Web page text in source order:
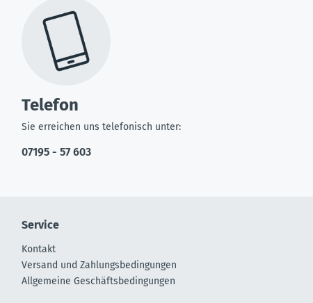
Telefon
Sie erreichen uns telefonisch unter:
07195 - 57 603
Service
Kontakt
Versand und Zahlungsbedingungen
Allgemeine Geschäftsbedingungen